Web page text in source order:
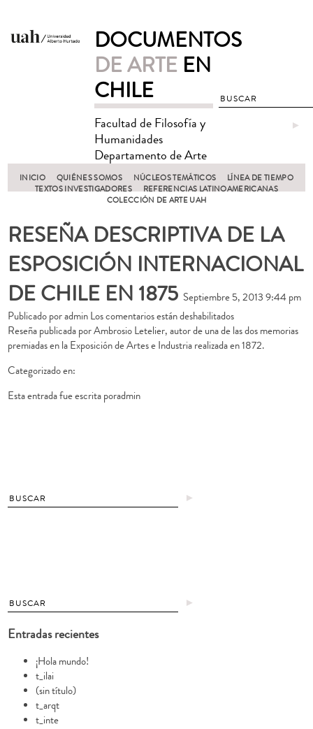
DOCUMENTOS
DE ARTE EN
CHILE
Facultad de Filosofía y
Humanidades
Departamento de Arte
►
INICIO QUIÉNES SOMOS NÚCLEOS TEMÁTICOS
LÍNEA DE TIEMPO
TEXTOS INVESTIGADORES
REFERENCIAS LATINOAMERICANAS
COLECCIÓN DE ARTE UAH
RESEÑA DESCRIPTIVA DE LA
ESPOSICIÓN INTERNACIONAL
DE CHILE EN 1875 Septiembre 5, 2013 9:44 pm
Publicado poradminLos comentarios están deshabilitadosen
Reseña
Descriptiva
Reseña publicada por Ambrosio Letelier, autor de una de las dos memorias
premiadas en la Exposición de Artes e Industria realizada en 1872.
Categorizado en:
Esta entrada fue escrita poradmin
►
►
Entradas recientes
¡Hola mundo!
t_ilai
(sin título)
t_arqt
t_inte